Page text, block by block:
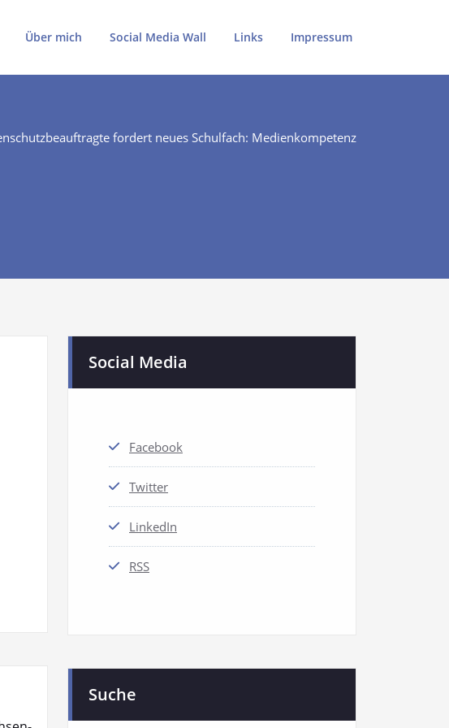
Über mich Social Media Wall Links Impressum
fordert neues Schulfach: Medienkompetenz
Social Media
Facebook
Twitter
LinkedIn
RSS
Suche